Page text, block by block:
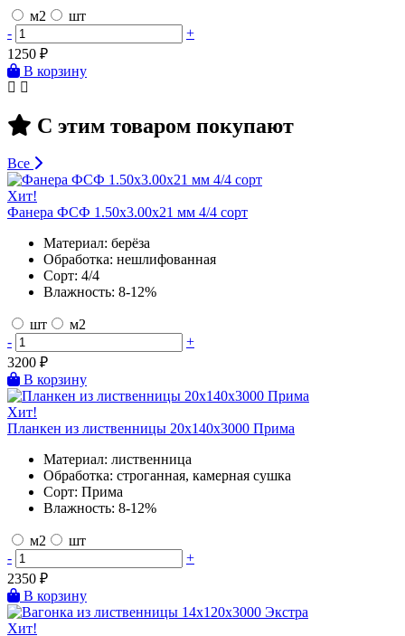
м2
шт
-
+
1250 ₽
В корзину
С этим товаром покупают
Все
Хит!
Фанера ФСФ 1.50х3.00х21 мм 4/4 сорт
Материал: берёза
Обработка: нешлифованная
Сорт: 4/4
Влажность: 8-12%
шт
м2
-
+
3200 ₽
В корзину
Хит!
Планкен из лиственницы 20х140х3000 Прима
Материал: лиственница
Обработка: строганная, камерная сушка
Сорт: Прима
Влажность: 8-12%
м2
шт
-
+
2350 ₽
В корзину
Хит!